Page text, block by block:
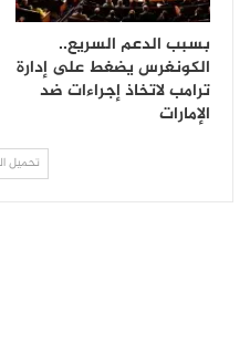
بسبب الدعم السريع..
الكونغرس يضغط على إدارة
ترامب لاتخاذ إجراءات ضد
الإمارات
تحميل